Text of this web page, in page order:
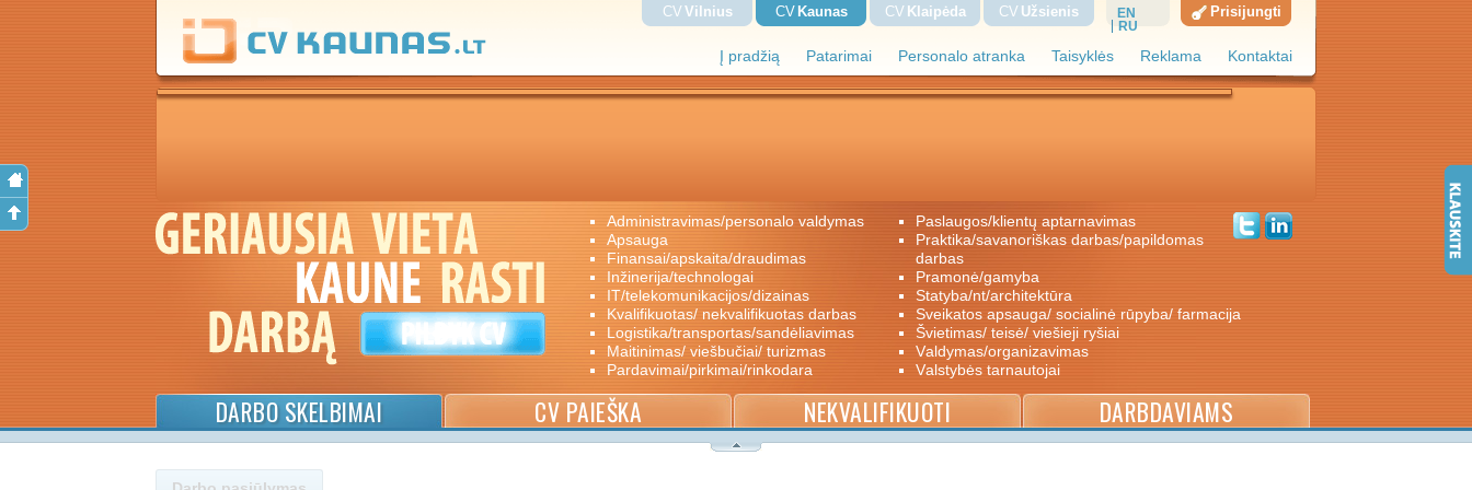
Į pradžią Patarimai Personalo atranka Taisyklės Reklama Kontaktai
CV Vilnius CV Kaunas CV Klaipėda CV Užsienis
EN
RU
Prisijungti
administravimas/personalo valdymas
apsauga
finansai/apskaita/draudimas
inžinerija/technologai
IT/telekomunikacijos/dizainas
kvalifikuotas/ nekvalifikuotas darbas
logistika/transportas/sandėliavimas
maitinimas/ viešbučiai/ turizmas
pardavimai/pirkimai/rinkodara
paslaugos/klientų aptarnavimas
praktika/savanoriškas darbas/papildomas
darbas
pramonė/gamyba
statyba/nt/architektūra
sveikatos apsauga/ socialinė rūpyba/ farmacija
švietimas/ teisė/ viešieji ryšiai
valdymas/organizavimas
valstybės tarnautojai
DARBO SKELBIMAI CV PAIEŠKA NEKVALIFIKUOTI DARBDAVIAMS